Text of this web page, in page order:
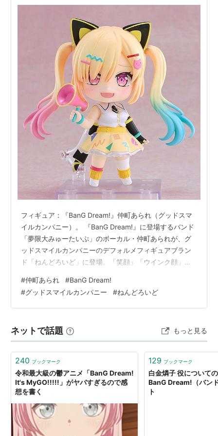
ムでは「Poppin’Party」以外にも、「Roselia」
「Afterglow」「Pastel*Palettes」「ハロー、ハッピー
ワールド！」の4組のガールズバンドが登場する。
原作：ISSEN
製作総指揮：木谷高明
ストーリー原案：中村航
キャラクター原案：ひと和
監督：大槻敦史
シリーズ構成：綾奈ゆにこ
キャラクターデザイン：仁多マツコ
美術監督：Scott MacDonald
撮影監督：魚山真志
CGIディレクター：松浦真也
編集：新見元希
音響監督：亀山俊樹
音楽プロデューサー：上松範康、藤田淳平
音楽：Elements Garden（藤田淳平、藤間仁、藤永
龍太郎）
製作：BanG Dream! Project（ブシロード、オーバー
ム、TOKYO MX、グッドスマイルカンパニー、ホリ
プロ）
キャスト
戸山香澄：愛美
花園たえ：大塚紗英
フィギュア：『BanG Dream!』仲町あられ（グッドスマ
イルカンパニー）。 『BanG Dream!』に登場するバンド
「夢限大みゅーたいぷ」のボーカル・仲町あられが、グ
ッドスマイルカンパニーのデフォルメフィギュアブラン
ド「ねんどろいど」に登場。「笑顔」「ウインク顔」
属し、彼女の喜怒哀楽豊かな魅力を緻密に再現。原型制
作は七兵衛氏（松田モデル）、制作協力はねんどろんが
担当しています。
#仲町あられ #BanG Dream!
#グッドスマイルカンパニー #ねんどろいど
ネットで話題 もっと見る
240 ブックマーク
令和最大級の鬱アニメ「BanG Dream!
It's MyGO!!!!!」がヤバすぎるので感
想を書く
129 ブックマーク
白金燐子 役について
BanG Dream!（バン
ト